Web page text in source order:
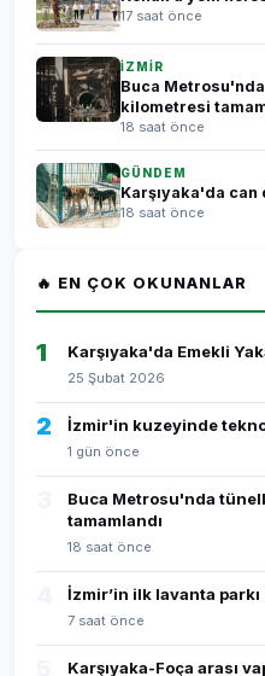
17 saat önce
İZMİR
Buca
kilometresi
18 saat önce
GÜNDEM
Karşıyaka'da can
18 saat önce
🔥 EN ÇOK OKUNANLAR
1 Karşıyaka'da Emekli
25 Şubat 2026
2 İzmir'in kuzeyinde
1 gün önce
Buca Metrosu'nda
tamamlandı
18 saat önce
İzmir’in ilk lavanta
7 saat önce
Karşıyaka-Foça arası